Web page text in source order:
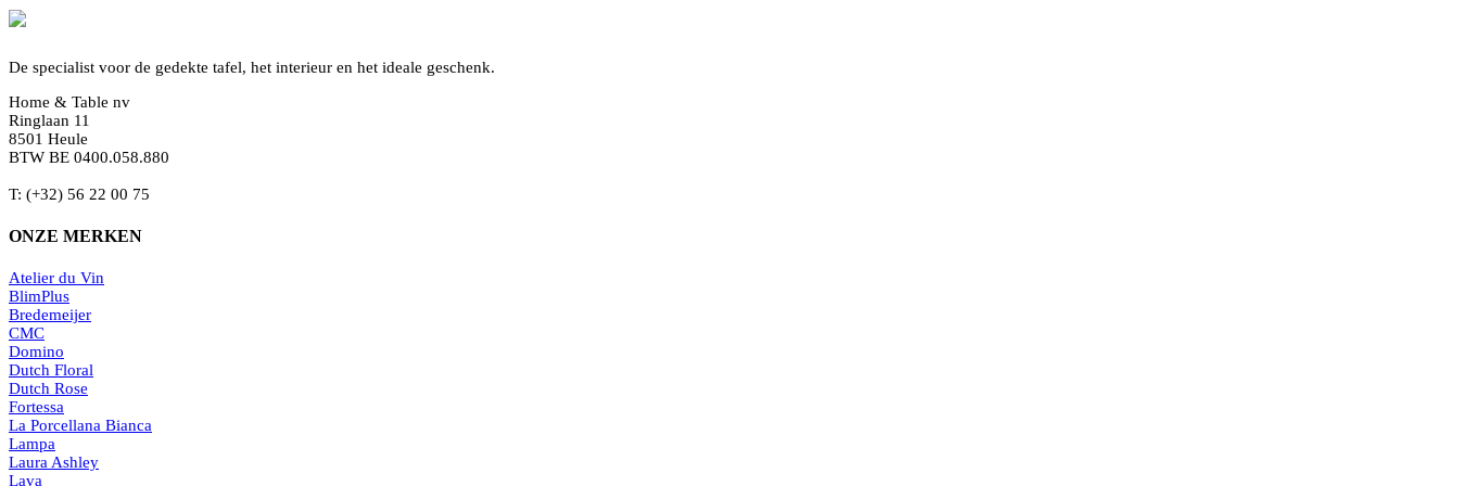
De specialist voor de gedekte tafel, het interieur en het ideale geschenk.
Home & Table nv
Ringlaan 11
8501 Heule
BTW BE 0400.058.880
T: (+32) 56 22 00 75
ONZE MERKEN
Atelier du Vin
BlimPlus
Bredemeijer
CMC
Domino
Dutch Floral
Dutch Rose
Fortessa
La Porcellana Bianca
Lampa
Laura Ashley
Lava